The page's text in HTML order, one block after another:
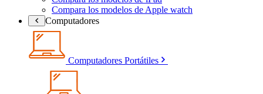
Compara los modelos de Apple watch
Computadores
Computadores Portátiles